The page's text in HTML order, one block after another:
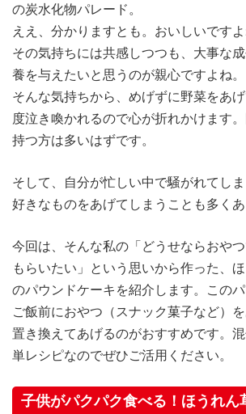
の炭水化物パレード。
ええ、分かりますとも。おいしいですよ
その気持ちには共感しつつも、大事な
養を与えたいと思うのが親心ですよね。
そんな気持ちから、めげずに野菜をあ
度泣き喚かれるので心が折れかけます
持つ方は多いはずです。
そして、自分が忙しい中で騒がれてし
好きなものをあげてしまうことも多くあ
今回は、そんな私の「どうせならおや
もらいたい」という思いから作った、
のパウンドケーキを紹介します。このパ
ご飯前におやつ（スナック菓子など）
置き換えてあげるのがおすすめです。
単レシピなのでぜひご活用ください。
子供がパクパク食べる！ほうれん